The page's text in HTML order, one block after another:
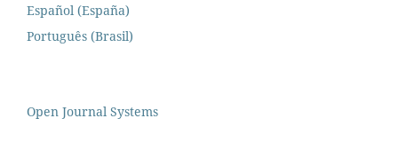
Español (España)
Português (Brasil)
Open Journal Systems